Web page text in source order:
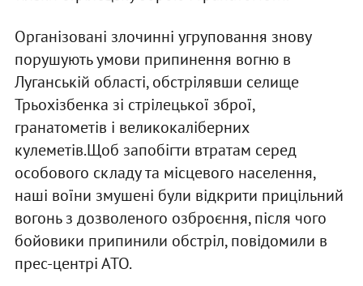
Організовані злочинні угруповання знову
порушують умови припинення вогню в
Луганській області, обстрілявши селище
Трьохізбенка зі стрілецької зброї,
гранатометів і великокаліберних
кулеметів.Щоб запобігти втратам серед
особового складу та місцевого населення,
наші воїни змушені були відкрити прицільний
вогонь з дозволеного озброєння, після чого
бойовики припинили обстріл, повідомили в
прес-центрі АТО.